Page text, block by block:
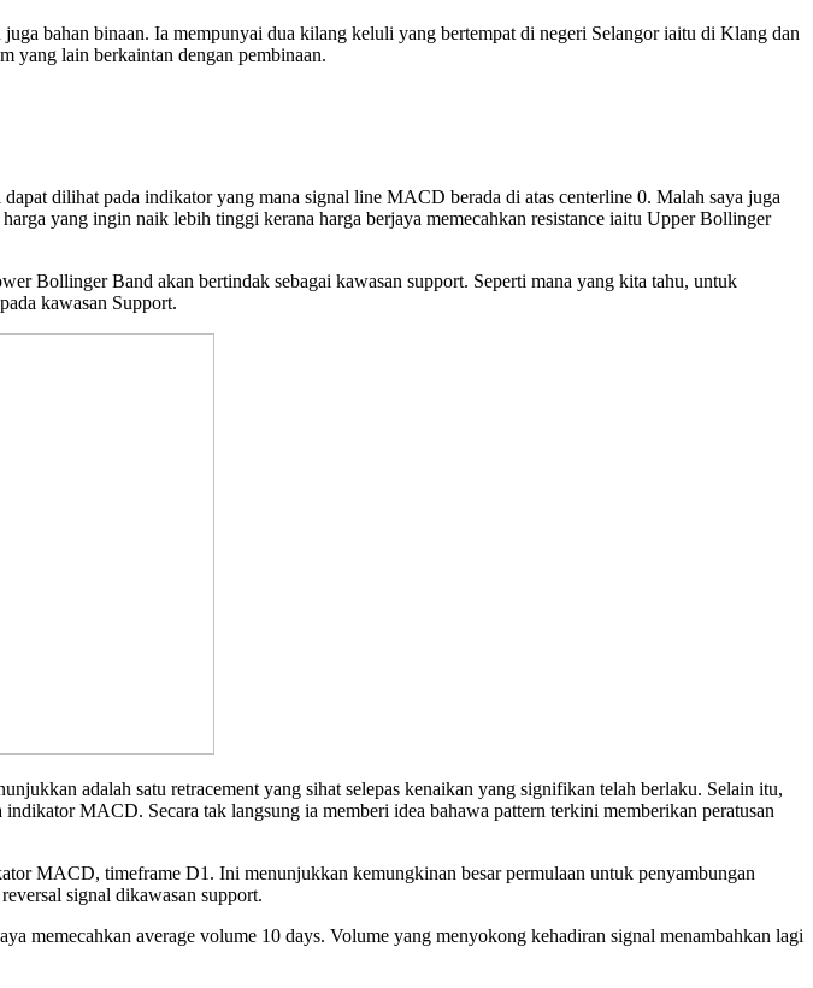
bahan binaan. Ia mempunyai dua kilang keluli yang bertempat di negeri Selangor iaitu di Klang dan
yang lain berkaintan dengan pembinaan.
dilihat pada indikator yang mana signal line MACD berada di atas centerline 0. Malah saya juga
yang ingin naik lebih tinggi kerana harga berjaya memecahkan resistance iaitu Upper Bollinger
Bollinger Band akan bertindak sebagai kawasan support. Seperti mana yang kita tahu, untuk
kawasan Support.
adalah satu retracement yang sihat selepas kenaikan yang signifikan telah berlaku. Selain itu,
MACD. Secara tak langsung ia memberi idea bahawa pattern terkini memberikan peratusan
MACD, timeframe D1. Ini menunjukkan kemungkinan besar permulaan untuk penyambungan
signal dikawasan support.
memecahkan average volume 10 days. Volume yang menyokong kehadiran signal menambahkan lagi